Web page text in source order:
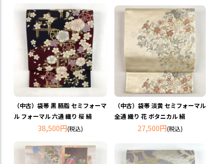
（中古）袋帯 黒 臙脂 セミフォーマ
ル フォーマル 六通 織り 桜 絹
38,500円(税込)
（中古）袋帯 淡黄 セミフォーマル
全通 織り 花 ボタニカル 絹
27,500円(税込)